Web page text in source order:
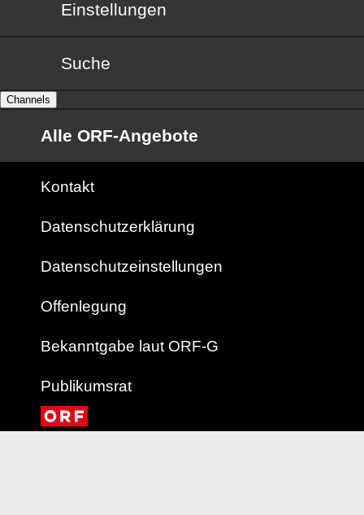
Einstellungen
Suche
Channels
Alle ORF-Angebote
Kontakt
Datenschutzerklärung
Datenschutzeinstellungen
Offenlegung
Bekanntgabe laut ORF-G
Publikumsrat